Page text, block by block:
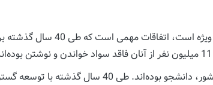
در سال ذکرشده، تنها 48 هزار نفر از